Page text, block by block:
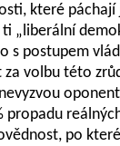
které páchají
„liberální
s postupem
volbu této
propadu
po